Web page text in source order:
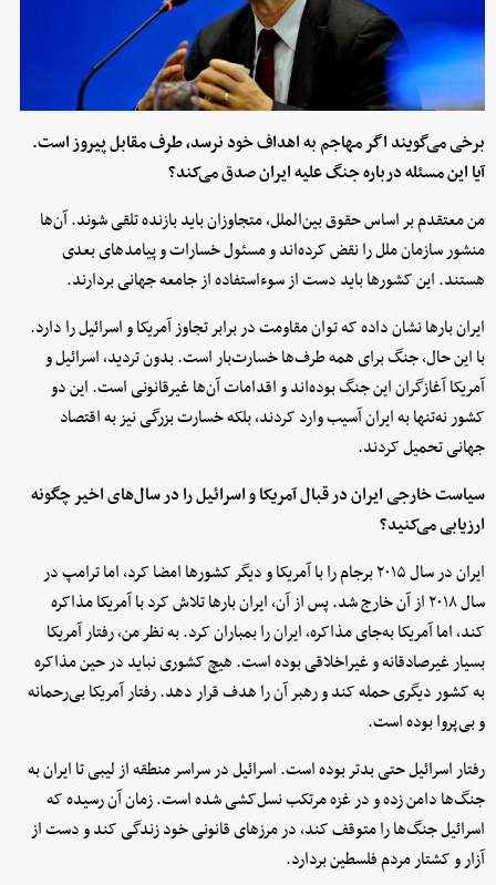
برخی می‌گویند اگر مهاجم به اهداف خود نرسد، طرف مقابل پیروز است.
آیا این مسئله درباره جنگ علیه ایران صدق می‌کند؟
من معتقدم بر اساس حقوق بین‌الملل، متجاوزان باید بازنده تلقی شوند. آن‌ها
منشور سازمان ملل را نقض کرده‌اند و مسئول خسارات و پیامدهای بعدی
هستند. این کشورها باید دست از سوءاستفاده از جامعه جهانی بردارند.
ایران بارها نشان داده که توان مقاومت در برابر تجاوز آمریکا و اسرائیل را دارد.
با این حال، جنگ برای همه طرف‌ها خسارت‌بار است. بدون تردید، اسرائیل و
آمریکا آغازگران این جنگ بوده‌اند و اقدامات آن‌ها غیرقانونی است. این دو
کشور نه‌تنها به ایران آسیب وارد کردند، بلکه خسارت بزرگی نیز به اقتصاد
جهانی تحمیل کردند.
سیاست خارجی ایران در قبال آمریکا و اسرائیل را در سال‌های اخیر چگونه
ارزیابی می‌کنید؟
ایران در سال ۲۰۱۵ برجام را با آمریکا و دیگر کشورها امضا کرد، اما ترامپ در
سال ۲۰۱۸ از آن خارج شد. پس از آن، ایران بارها تلاش کرد با آمریکا مذاکره
کند، اما آمریکا به‌جای مذاکره، ایران را بمباران کرد. به نظر من، رفتار آمریکا
بسیار غیرصادقانه و غیراخلاقی بوده است. هیچ کشوری نباید در حین مذاکره
به کشور دیگری حمله کند و رهبر آن را هدف قرار دهد. رفتار آمریکا بی‌رحمانه
و بی‌پروا بوده است.
رفتار اسرائیل حتی بدتر بوده است. اسرائیل در سراسر منطقه از لیبی تا ایران به
جنگ‌ها دامن زده و در غزه مرتکب نسل‌کشی شده است. زمان آن رسیده که
اسرائیل جنگ‌ها را متوقف کند، در مرزهای قانونی خود زندگی کند و دست از
آزار و کشتار مردم فلسطین بردارد.